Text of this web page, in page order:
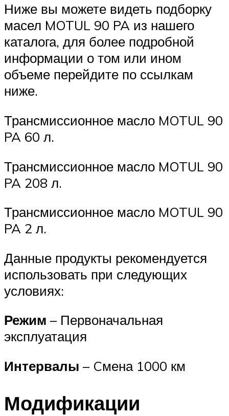
Ниже вы можете видеть подборку
масел MOTUL 90 PA из нашего
каталога, для более подробной
информации о том или ином
объеме перейдите по ссылкам
ниже.
Трансмиссионное масло MOTUL 90
PA 60 л.
Трансмиссионное масло MOTUL 90
PA 208 л.
Трансмиссионное масло MOTUL 90
PA 2 л.
Данные продукты рекомендуется
использовать при следующих
условиях:
Режим – Первоначальная
эксплуатация
Интервалы – Cмена 1000 км
Модификации